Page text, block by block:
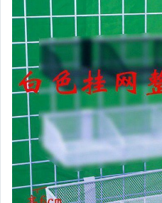
嬰幼兒與孕婦
汽機車精品百貨
居家、家具與園藝
玩具、模型與公仔
男性精品與服飾
女裝與服飾配件
偶像、球員卡與郵幣